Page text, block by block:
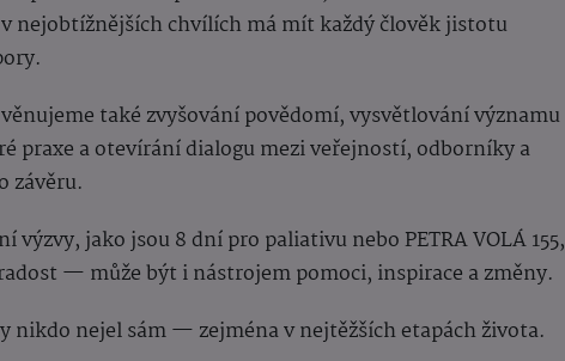
nejobtížnějších chvílích má mít každý člověk jistotu
také zvyšování povědomí, vysvětlování významu
praxe a otevírání dialogu mezi veřejností, odborníky a
závěru.
jako jsou 8 dní pro paliativu nebo PETRA VOLÁ 155,
— může být i nástrojem pomoci, inspirace a změny.
nikdo nejel sám — zejména v nejtěžších etapách života.